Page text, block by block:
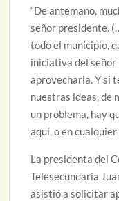
“De antemano,
señor presidente.
todo el municipio,
iniciativa del señor
aprovecharla. Y si
nuestras ideas, de
un problema, hay
aquí, o en
La presidenta del
Telesecundaria
asistió a solicitar